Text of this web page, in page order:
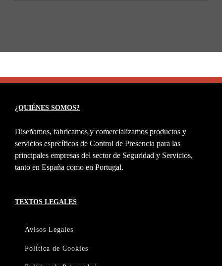
¿QUIÉNES SOMOS?
Diseñamos, fabricamos y comercializamos productos y
servicios específicos de Control de Presencia para las
principales empresas del sector de Seguridad y Servicios,
tanto en España como en Portugal.
TEXTOS LEGALES
Avisos Legales
Política de Cookies